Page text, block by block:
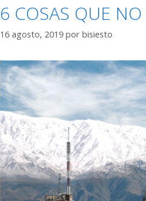
6 COSAS QUE
16 agosto, 2019 por bisiesto